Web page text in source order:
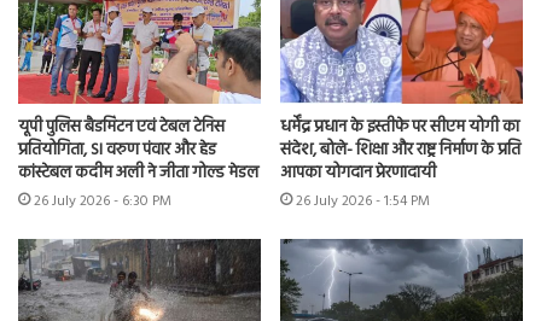
यूपी पुलिस बैडमिंटन एवं टेबल टेनिस
प्रतियोगिता, SI वरुण पंवार और हेड
कांस्टेबल कदीम अली ने जीता गोल्ड मेडल
26 July 2026 - 6:30 PM
धर्मेंद्र प्रधान के इस्तीफे पर सीएम योगी का
संदेश, बोले- शिक्षा और राष्ट्र निर्माण के प्रति
आपका योगदान प्रेरणादायी
26 July 2026 - 1:54 PM